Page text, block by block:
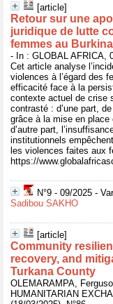
[article]
Retour sur une
juridique de lutte
femmes au
- In : GLOBAL AFRICA,
Cet article analyse
violences à l’égard des
efficacité face à la
contexte actuel de crise
contrasté : d’une part,
grâce à la mise en
d’autre part,
institutionnels
les violences faites aux
https://
N°9 - 09/2025 -
Sadibou SAKHO
[article]
Community
recovery, and
Turkana County
OLEMARAMPA,
HUMANITARIAN